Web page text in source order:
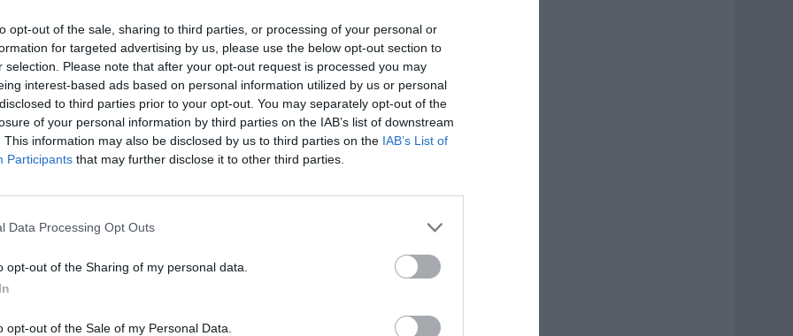
opt-out of the sale, sharing to third parties, or processing of your personal or
for targeted advertising by us, please use the below opt-out section to
selection. Please note that after your opt-out request is processed you may
interest-based ads based on personal information utilized by us or personal
to third parties prior to your opt-out. You may separately opt-out of the
of your personal information by third parties on the IAB’s list of downstream
This information may also be disclosed by us to third parties on the IAB’s List of
Participants that may further disclose it to other third parties.
Data Processing Opt Outs
opt-out of the Sharing of my personal data.
opt-out of the Sale of my Personal Data.
cu comunitatea românească la Bruxelles:
României Klaus Iohannis nu va participa la
pe lista invitaţilor, a fostconfirmată,scrie
PNL Vlad Nistor, într-o emisiune TV a